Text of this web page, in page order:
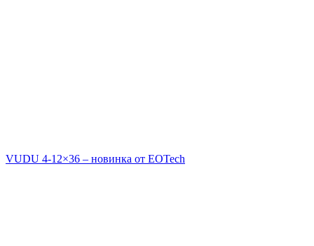
VUDU 4-12×36 – новинка от EOTech